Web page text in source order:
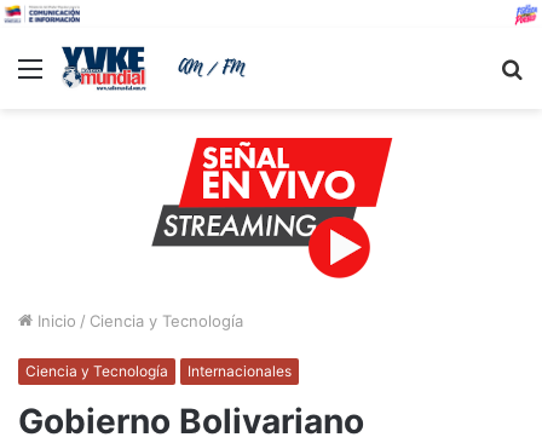
Menu
Inicio / Ciencia y Tecnología
Ciencia y Tecnología Internacionales
Gobierno Bolivariano